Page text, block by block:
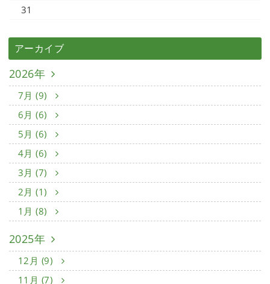
31
アーカイブ
2026年
7月 (9)
6月 (6)
5月 (6)
4月 (6)
3月 (7)
2月 (1)
1月 (8)
2025年
12月 (9)
11月 (7)